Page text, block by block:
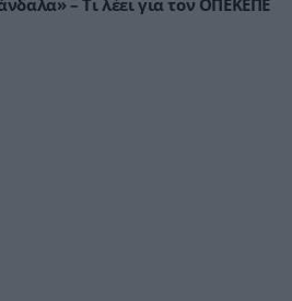
– Τι λέει για τον ΟΠΕΚΕΠΕ